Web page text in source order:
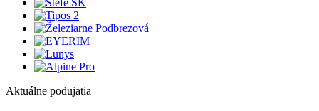
Aktuálne podujatia